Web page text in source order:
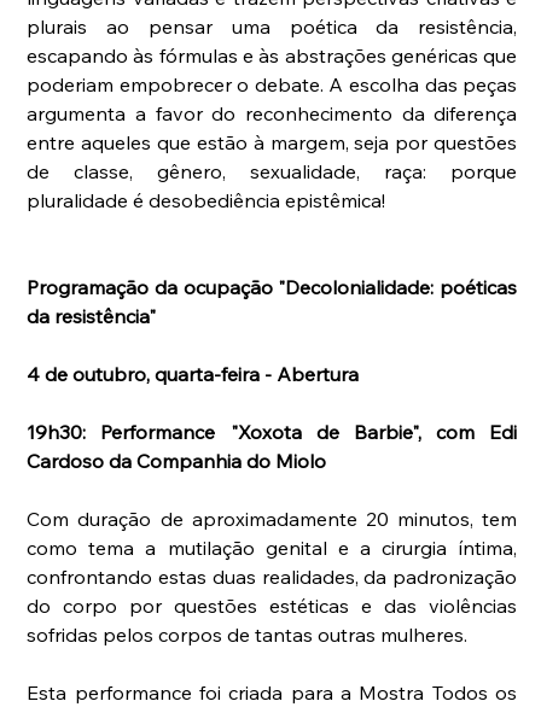
plurais ao pensar uma poética da resistência,
escapando às fórmulas e às abstrações genéricas que
poderiam empobrecer o debate. A escolha das peças
argumenta a favor do reconhecimento da diferença
entre aqueles que estão à margem, seja por questões
de classe, gênero, sexualidade, raça: porque
pluralidade é desobediência epistêmica!
Programação da ocupação "Decolonialidade: poéticas
da resistência"
4 de outubro, quarta-feira - Abertura
19h30: Performance "Xoxota de Barbie", com Edi
Cardoso da Companhia do Miolo
Com duração de aproximadamente 20 minutos, tem
como tema a mutilação genital e a cirurgia íntima,
confrontando estas duas realidades, da padronização
do corpo por questões estéticas e das violências
sofridas pelos corpos de tantas outras mulheres.
Esta performance foi criada para a Mostra Todos os